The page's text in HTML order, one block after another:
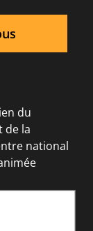
du
de la
national